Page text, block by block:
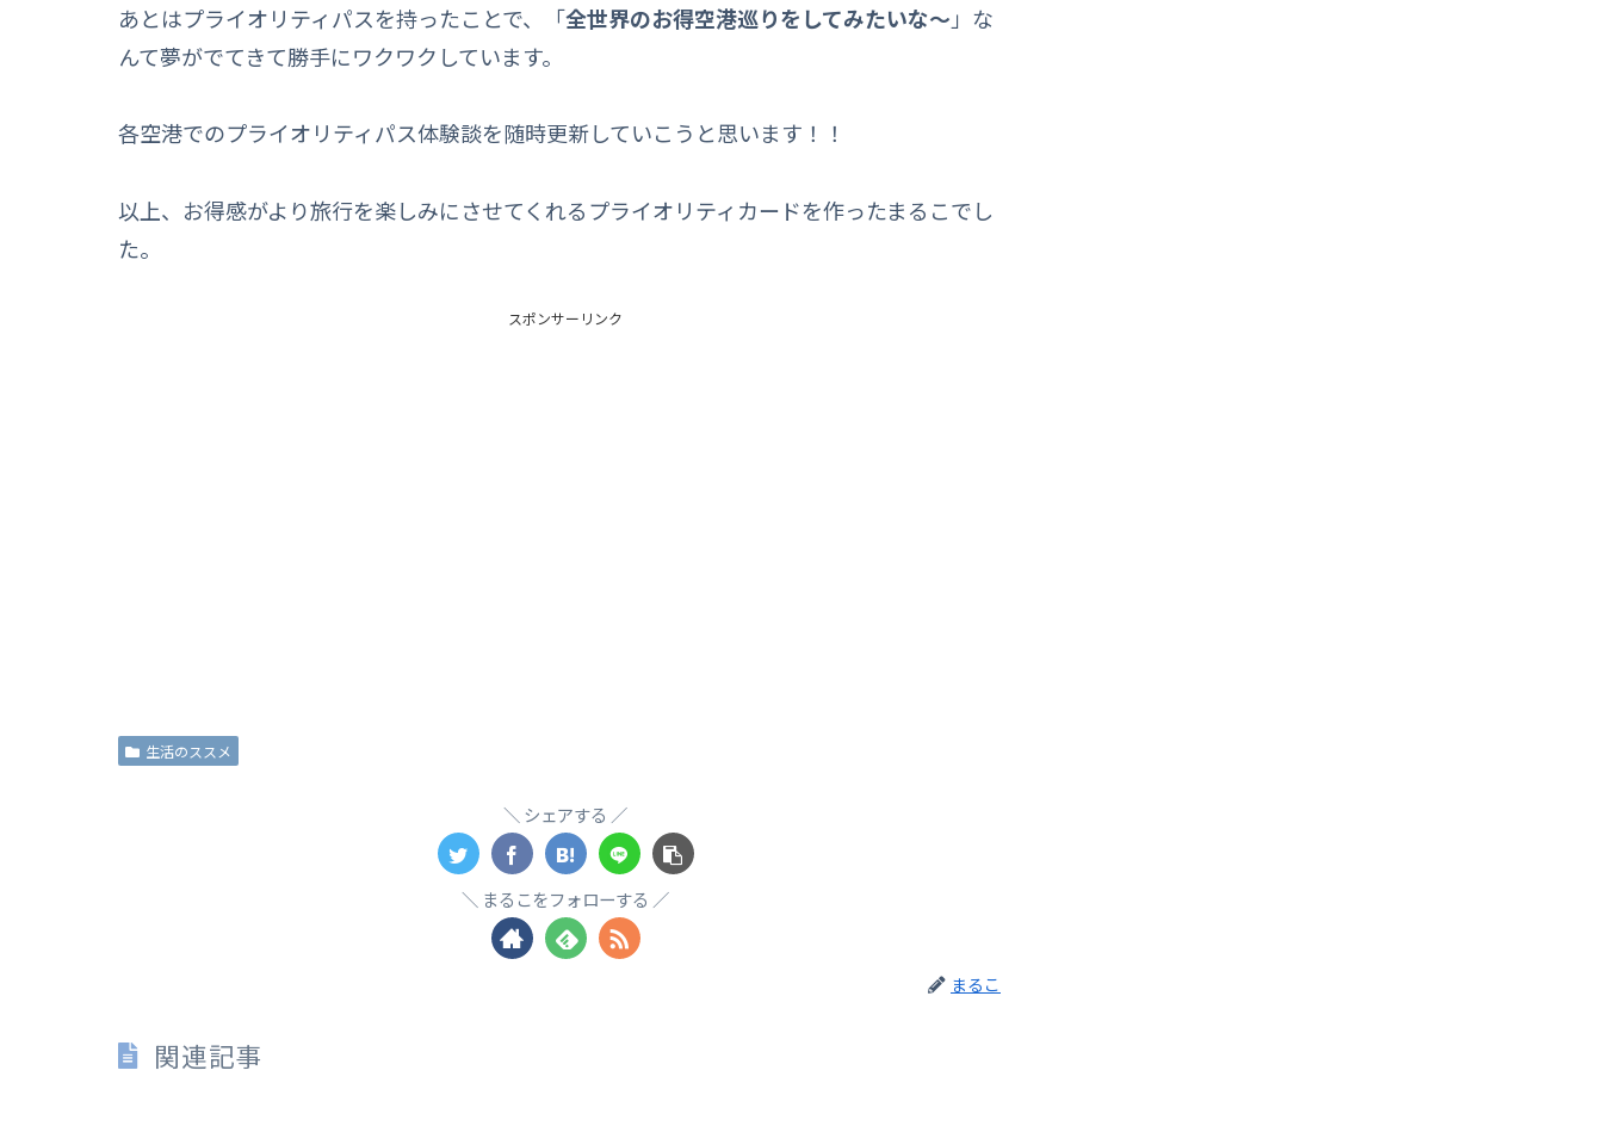
あとはプライオリティパスを持ったことで、「全世界のお得空港巡りをしてみたいな～ 」な
んて夢がでてきて勝手にワクワクしています。
各空港でのプライオリティパス体験談を随時更新していこうと思います！！
以上、お得感がより旅行を楽しみにさせてくれるプライオリティカードを作ったまるこでし
た。
スポンサーリンク
生活のススメ
シェアする
まるこをフォローする
まるこ
関連記事